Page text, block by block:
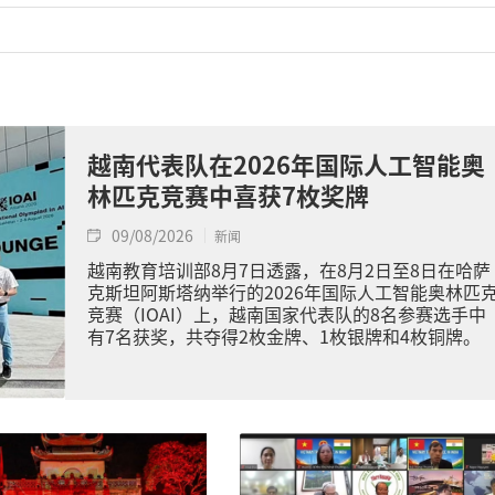
越南代表队在2026年国际人工智能奥
林匹克竞赛中喜获7枚奖牌
09/08/2026 新闻
越南教育培训部8月7日透露，在8月2日至8日在哈萨
克斯坦阿斯塔纳举行的2026年国际人工智能奥林匹
竞赛（IOAI）上，越南国家代表队的8名参赛选手中
有7名获奖，共夺得2枚金牌、1枚银牌和4枚铜牌。